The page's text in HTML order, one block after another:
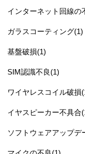
インターネット回線の
ガラスコーティング(1)
基盤破損(1)
SIM認識不良(1)
ワイヤレスコイル破損
イヤスピーカー不具合
ソフトウェアアップデ